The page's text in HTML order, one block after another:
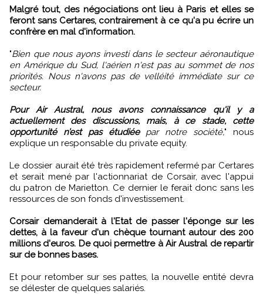
Malgré tout, des négociations ont lieu à Paris et elles se
feront sans Certares, contrairement à ce qu'a pu écrire un
confrère en mal d'information.
"Bien que nous ayons investi dans le secteur aéronautique
en Amérique du Sud, l'aérien n'est pas au sommet de nos
priorités. Nous n'avons pas de velléité immédiate sur ce
secteur.
Pour Air Austral, nous avons connaissance qu'il y a
actuellement des discussions, mais, à ce stade, cette
opportunité n’est pas étudiéepar notre société," nous
explique un responsable du private equity.
Le dossier aurait été très rapidement refermé par Certares
et serait mené par l'actionnariat de Corsair, avec l'appui
du patron de Marietton. Ce dernier le ferait donc sans les
ressources de son fonds d'investissement.
Corsair demanderait à l'Etat de passer l'éponge sur les
dettes, à la faveur d'un chèque tournant autour des 200
millions d'euros. De quoi permettre à Air Austral de repartir
sur de bonnes bases.
Et pour retomber sur ses pattes, la nouvelle entité devra
se délester de quelques salariés.